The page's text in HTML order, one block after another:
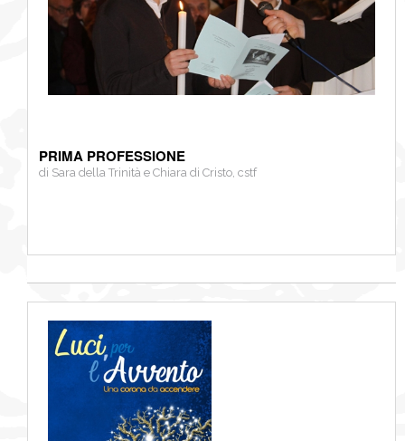
PRIMA PROFESSIONE
di Sara della Trinità e Chiara di Cristo, cstf